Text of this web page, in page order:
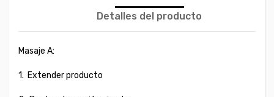
Detalles del producto
Masaje A:
1. Extender producto